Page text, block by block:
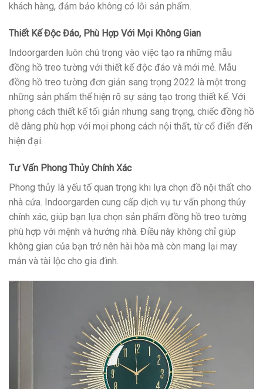
khách hàng, đảm bảo không có lỗi sản phẩm.
Thiết Kế Độc Đáo, Phù Hợp Với Mọi Không Gian
Indoorgarden luôn chú trọng vào việc tạo ra những mẫu
đồng hồ treo tường với thiết kế độc đáo và mới mẻ. Mẫu
đồng hồ treo tường đơn giản sang trọng 2022 là một trong
những sản phẩm thể hiện rõ sự sáng tạo trong thiết kế. Với
phong cách thiết kế tối giản nhưng sang trọng, chiếc đồng hồ
dễ dàng phù hợp với mọi phong cách nội thất, từ cổ điển đến
hiện đại.
Tư Vấn Phong Thủy Chính Xác
Phong thủy là yếu tố quan trọng khi lựa chọn đồ nội thất cho
nhà cửa. Indoorgarden cung cấp dịch vụ tư vấn phong thủy
chính xác, giúp bạn lựa chọn sản phẩm đồng hồ treo tường
phù hợp với mệnh và hướng nhà. Điều này không chỉ giúp
không gian của bạn trở nên hài hòa mà còn mang lại may
mắn và tài lộc cho gia đình.